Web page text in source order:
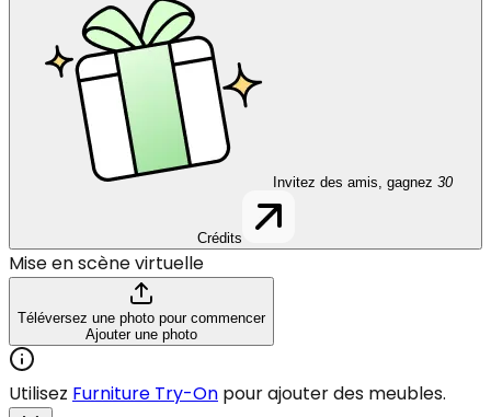
Invitez des amis, gagnez 30
Crédits
Mise en scène virtuelle
Téléversez une photo pour commencer
Ajouter une photo
Utilisez Furniture Try-On pour ajouter des meubles.